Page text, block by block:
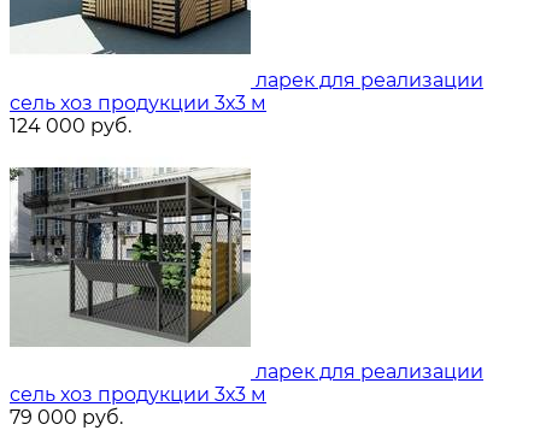
ларек для реализации
сель хоз продукции 3х3 м
124 000 руб.
ларек для реализации
сель хоз продукции 3х3 м
79 000 руб.